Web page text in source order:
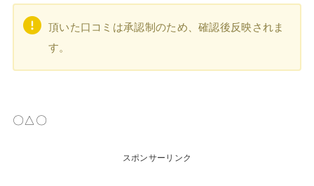
頂いた口コミは承認制のため、確認後反映されま
す。
〇△〇
スポンサーリンク